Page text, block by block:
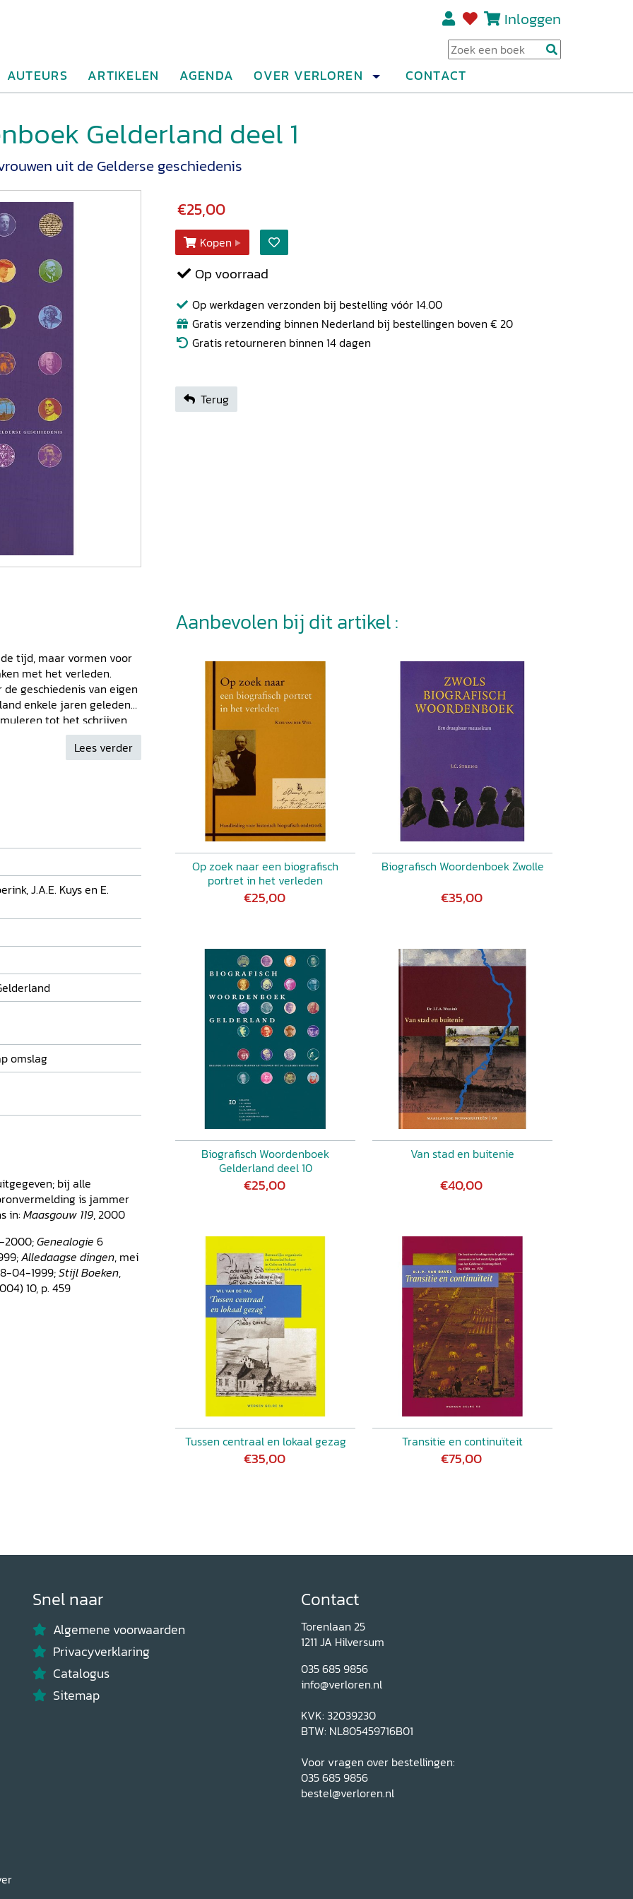
Inloggen
AUTEURS ARTIKELEN AGENDA OVER VERLOREN CONTACT
Gelderland deel 1
uit de Gelderse geschiedenis
€25,00
Kopen
Op voorraad
Op werkdagen verzonden bij bestelling vóór 14.00
Gratis verzending binnen Nederland bij bestellingen boven € 20
Gratis retourneren binnen 14 dagen
Terug
tijd, maar vormen voor
met het verleden.
geschiedenis van eigen
enkele jaren geleden
tot het schrijven
om zo de
Ook de
plannen. Uit de
Gelderland
personen. De
spreiding in
aan bod
een schaapherder uit
een archivaris uit
uit
een rock 'n rollmusicus uit
uit Driel. Alle
manier sporen getrokken
is nooit eerder
Voor de overigen is
kennismaking
zijn geordend,
de voornaamste
eindigen met een
en bronnen.
Lees verder
J.A.E. Kuys en E.
omslag
bij alle
is jammer
in: Maasgouw 119, 2000
2000;Genealogie 6
Alledaagse dingen, mei
04-1999;Stijl Boeken,
10, p. 459
Aanbevolen bij dit artikel :
Op zoek naar een biografisch
portret in het verleden
€25,00
Biografisch Woordenboek Zwolle
€35,00
Biografisch Woordenboek
Gelderland deel 10
€25,00
Van stad en buitenie
€40,00
Tussen centraal en lokaal gezag
€35,00
Transitie en continuïteit
€75,00
Snel naar
Algemene voorwaarden
Privacyverklaring
Catalogus
Sitemap
Contact
Torenlaan 25
1211 JA Hilversum
035 685 9856
info@verloren.nl
KVK: 32039230
BTW: NL805459716B01
Voor vragen over bestellingen:
035 685 9856
bestel@verloren.nl